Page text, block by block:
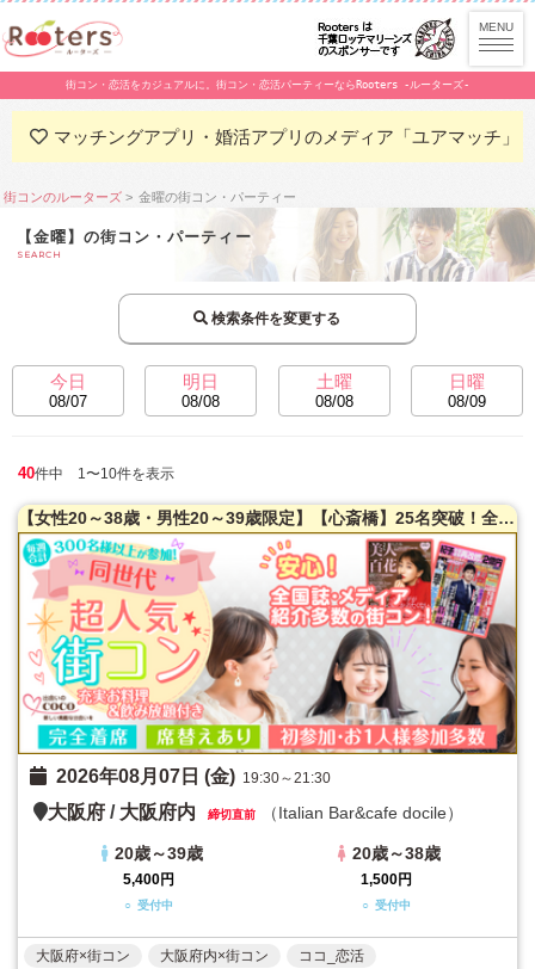
街コン・恋活をカジュアルに。街コン・恋活パーティーならRooters -ルーターズ-
マッチングアプリ・婚活アプリのメディア「ユアマッチ」
街コンのルーターズ 金曜の街コン・パーティー
【金曜】の街コン・パーティー
SEARCH
検索条件を変更する
今日
08/07
明日
08/08
土曜
08/08
日曜
08/09
40件中 1〜10件を表示
【女性20～38歳・男性20～39歳限定】【心斎橋】25名突破！全国誌・美人百花に取材を受けた大阪で一番出会える街コン☆高評価多数！隠れ家レストラン貸切☆お一人様参加多数！お料理はイタリアンコース料理！【カジュアルな雰囲気】LINE交換自由＆席がえあり！
2026年08月07日 (金) 19:30～21:30
大阪府 / 大阪府内 締切直前 （Italian Bar&cafe docile）
20歳～39歳
5,400円
○ 受付中
20歳～38歳
1,500円
○ 受付中
大阪府×街コン 大阪府内×街コン ココ_恋活